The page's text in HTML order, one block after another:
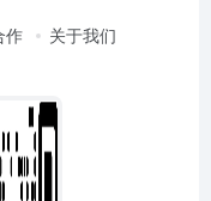
作 关于我们